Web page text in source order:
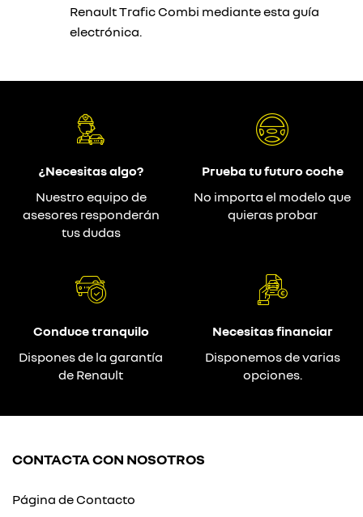
Renault Trafic Combi mediante esta guía
electrónica.
¿Necesitas algo?
Nuestro equipo de
asesores responderán
tus dudas
Prueba tu futuro coche
No importa el modelo que
quieras probar
Conduce tranquilo
Dispones de la garantía
de Renault
Necesitas financiar
Disponemos de varias
opciones.
CONTACTA CON NOSOTROS
Página de Contacto